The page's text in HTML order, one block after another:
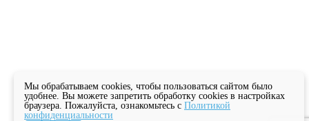
Мы обрабатываем cookies, чтобы пользоваться сайтом было
удобнее. Вы можете запретить обработку cookies в настройках
браузера. Пожалуйста, ознакомьтесь с Политикой
конфиденциальности